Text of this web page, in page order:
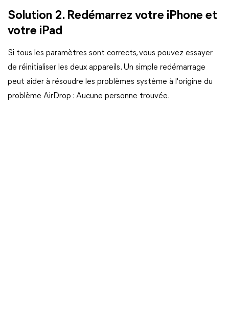
Solution 2. Redémarrez votre iPhone et
votre iPad
Si tous les paramètres sont corrects, vous pouvez essayer
de réinitialiser les deux appareils. Un simple redémarrage
peut aider à résoudre les problèmes système à l'origine du
problème AirDrop : Aucune personne trouvée.